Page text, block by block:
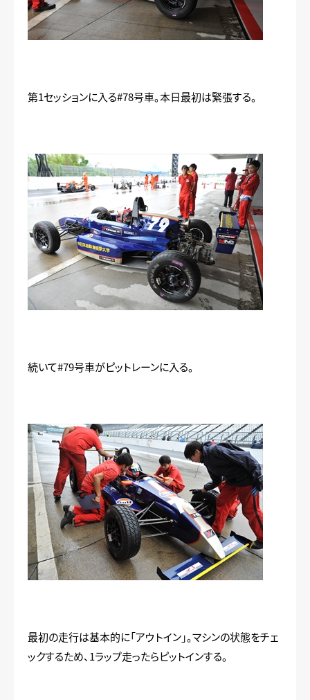
第1セッションに入る#78号車。本日最初は緊張する。
続いて#79号車がピットレーンに入る。
最初の走行は基本的に「アウトイン」。マシンの状態をチェ
ックするため、1ラップ走ったらピットインする。